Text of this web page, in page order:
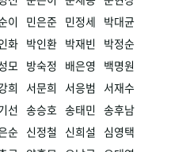
이 민은준 민정세 박대균
화 박인환 박재빈
박정순
모 방숙정 배은영
백명원
희 서문희 서응범
서재수
선 송승호 송태민 송후남
순 신정철 신희설
심영택